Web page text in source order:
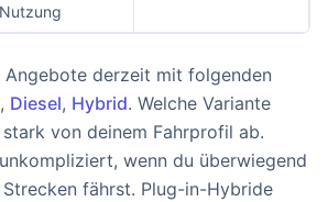
Nutzung
Angebote derzeit mit folgenden
, Diesel, Hybrid. Welche Variante
von deinem Fahrprofil ab.
wenn du überwiegend
fährst. Plug-in-Hybride